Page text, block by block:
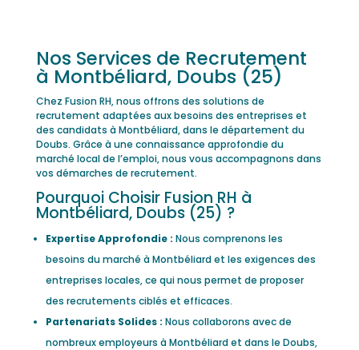
Nos Services de Recrutement
à Montbéliard, Doubs (25)
Chez Fusion RH, nous offrons des solutions de
recrutement adaptées aux besoins des entreprises et
des candidats à Montbéliard, dans le département du
Doubs. Grâce à une connaissance approfondie du
marché local de l’emploi, nous vous accompagnons dans
vos démarches de recrutement.
Pourquoi Choisir Fusion RH à
Montbéliard, Doubs (25) ?
Expertise Approfondie : Nous comprenons les
besoins du marché à Montbéliard et les exigences des
entreprises locales, ce qui nous permet de proposer
des recrutements ciblés et efficaces.
Partenariats Solides : Nous collaborons avec de
nombreux employeurs à Montbéliard et dans le Doubs,